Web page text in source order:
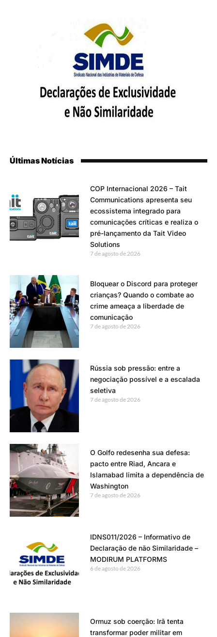
Últimas Notícias
COP Internacional 2026 – Tait
Communications apresenta seu
ecossistema integrado para
comunicações críticas e realiza o
pré-lançamento da Tait Video
Solutions
7 de agosto de 2026
Bloquear o Discord para proteger
crianças? Quando o combate ao
crime ameaça a liberdade de
comunicação
7 de agosto de 2026
Rússia sob pressão: entre a
negociação possível e a escalada
seletiva
7 de agosto de 2026
O Golfo redesenha sua defesa:
pacto entre Riad, Ancara e
Islamabad limita a dependência de
Washington
7 de agosto de 2026
IDNS011/2026 – Informativo de
Declaração de não Similaridade –
MODIRUM PLATFORMS
6 de agosto de 2026
Ormuz sob coerção: Irã tenta
transformar poder militar em